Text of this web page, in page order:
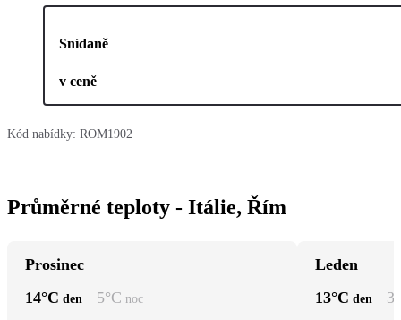
Snídaně
v ceně
Kód nabídky: ROM1902
Průměrné teploty - Itálie, Řím
Prosinec
14°C den 5°C noc
Leden
13°C den 3